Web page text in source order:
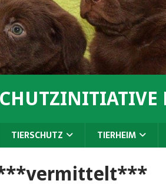
TIERSCHUTZ TIERHEIM
***vermittelt***